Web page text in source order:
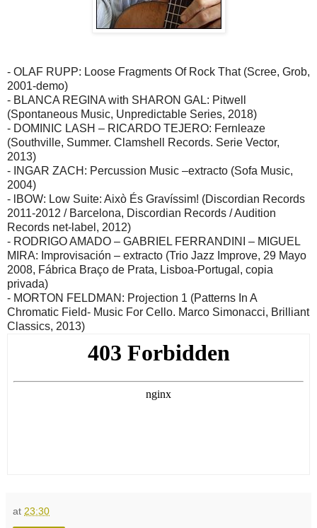
- OLAF RUPP: Loose Fragments Of Rock That (Scree, Grob,
2001-demo)
- BLANCA REGINA with SHARON GAL: Pitwell
(Spontaneous Music, Unpredictable Series, 2018)
- DOMINIC LASH – RICARDO TEJERO: Fernleaze
(Southville, Summer. Clamshell Records. Serie Vector,
2013)
- INGAR ZACH: Percussion Music –extracto (Sofa Music,
2004)
- lBOW: Low Suite: Això És Gravíssim! (Discordian Records
2011-2012 / Barcelona, Discordian Records / Audition
Records net-label, 2012)
- RODRIGO AMADO – GABRIEL FERRANDINI – MIGUEL
MIRA: Improvisación – extracto (Trio Jazz Improve, 29 Mayo
2008, Fábrica Braço de Prata, Lisboa-Portugal, copia
privada)
- MORTON FELDMAN: Projection 1 (Patterns In A
Chromatic Field- Music For Cello. Marco Simonacci, Brilliant
Classics, 2013)
at 23:30